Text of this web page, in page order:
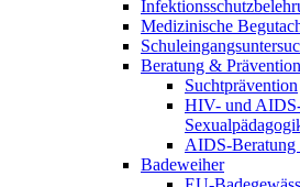
Medizinische
Beratung & Prävention
Suchtprävention
HIV- und
AIDS-Beratung
Badeweiher